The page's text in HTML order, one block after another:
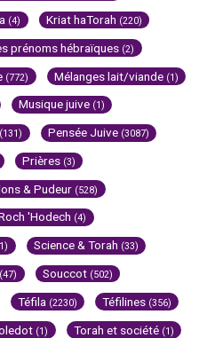
(4) Kriat haTorah (220)
prénoms hébraïques (2)
(772) Mélanges lait/viande (1)
Musique juive (1)
(131) Pensée Juive (3087)
Prières (3)
& Pudeur (528)
'Hodech (4)
Science & Torah (33)
(47) Souccot (502)
Téfila (2230) Téfilines (356)
(1) Torah et société (1)